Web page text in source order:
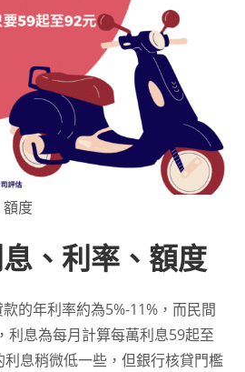
度
、利率、額度
的年利率約為5%-11%，而民間
利息為每月計算每萬利息59起至
息稍微低一些，但銀行核貸門檻